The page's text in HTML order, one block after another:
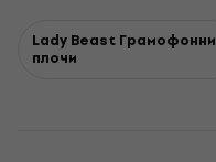
Lady Beast Грамофонни
плочи